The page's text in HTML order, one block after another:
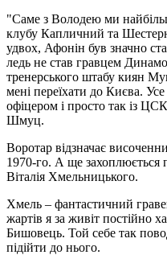
"Саме з Володею ми
клубу Капличний та
удвох, Афонін був значно
ледь не став гравцем
тренерського штабу киян
мені переїхати до Києва.
офіцером і просто так із
Шмуц.
Воротар відзначає
1970-го. А ще захоплюється
Віталія Хмельницького.
Хмель – фантастичний
жартів я за живіт постійно
Бишовець. Той себе так
підійти до нього.